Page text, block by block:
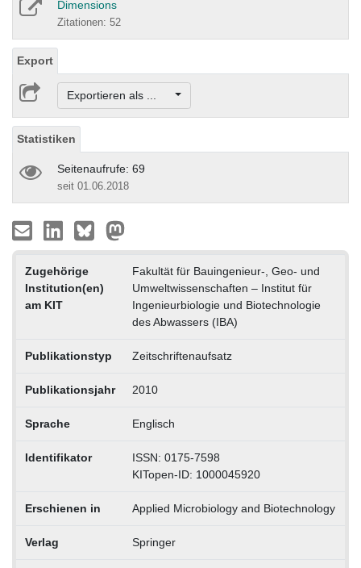
Dimensions
Zitationen: 52
Export
Exportieren als ...
Statistiken
Seitenaufrufe: 69
seit 01.06.2018
Zugehörige
Institution(en)
am KIT
Fakultät für Bauingenieur-, Geo- und
Umweltwissenschaften – Institut für
Ingenieurbiologie und Biotechnologie
des Abwassers (IBA)
Publikationstyp Zeitschriftenaufsatz
Publikationsjahr 2010
Sprache Englisch
Identifikator
ISSN: 0175-7598
KITopen-ID: 1000045920
Erschienen in Applied Microbiology and Biotechnology
Verlag Springer